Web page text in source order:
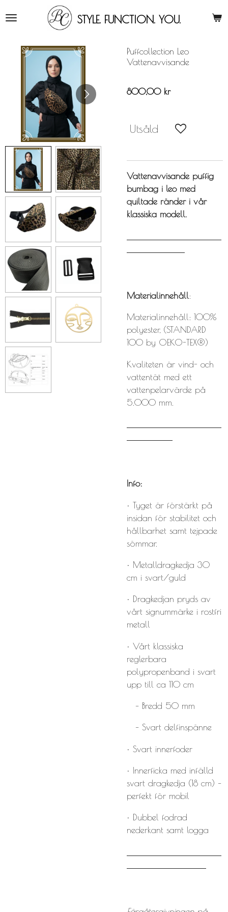
till
STYLE. FUNCTION. YOU.
Puffcollection Leo
Vattenavvisande
800,00 kr
Utsåld
Vattenavvisande puffig
bumbag i leo med
quiltade ränder i vår
klassiska modell.
Materialinnehåll:
Materialinnehåll: 100%
polyester, (STANDARD
100 by OEKO-TEX®)
Kvaliteten är vind- och
vattentät med ett
vattenpelarvärde på
5.000 mm.
Info:
• Tyget är förstärkt på
insidan för stabilitet och
hållbarhet samt tejpade
sömmar.
• Metalldragkedja 30
cm i svart/guld
• Dragkedjan pryds av
vårt signummärke i rostfri
metall
• Vårt klassiska
reglerbara
polypropenband i svart
upp till ca 110 cm
– Bredd 50 mm
– Svart delfinspänne
• Svart innerfoder
• Innerficka med infälld
svart dragkedja (18 cm) –
perfekt för mobil
• Dubbel fodrad
nederkant samt logga